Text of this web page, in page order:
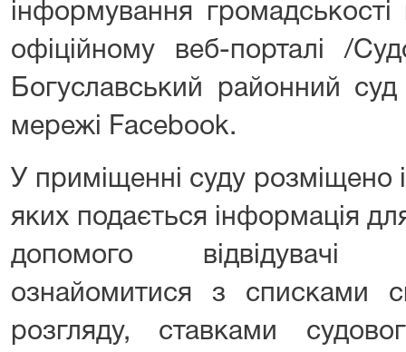
інформування громадськості
офіційному веб-порталі /
Богуславський районний суд
мережі Facebook.
У приміщенні суду розміщено
яких подається інформація для
допомого відвідувачі
ознайомитися з списками
розгляду, ставками